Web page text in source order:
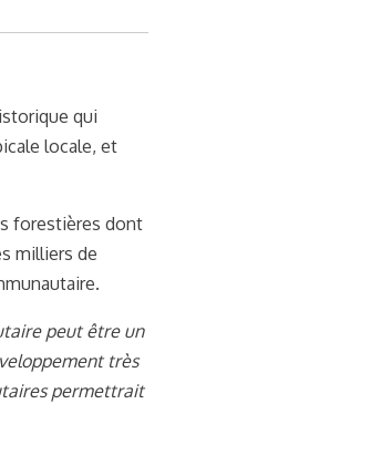
qui
locale, et
forestières dont
milliers de
peut être un
très
permettrait